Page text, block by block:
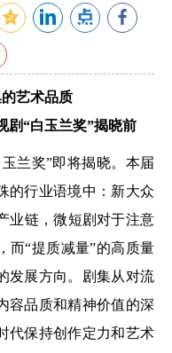
艺术品质
“白玉兰奖”揭晓前
兰奖”即将揭晓。本届
的行业语境中：新大众
业链，微短剧对于注意
而“提质减量”的高质量
发展方向。剧集从对流
容品质和精神价值的深
代保持创作定力和艺术